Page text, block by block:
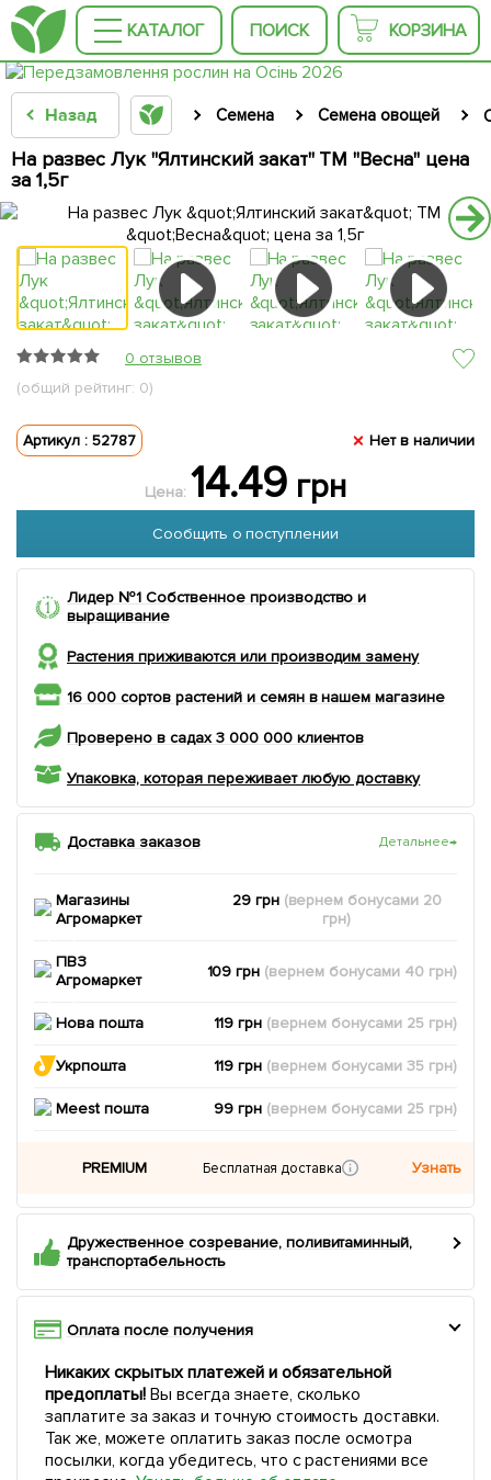
КАТАЛОГ ПОИСК КОРЗИНА
Назад Семена Семена овощей
На развес Лук "Ялтинский закат" ТМ "Весна" цена
за 1,5г
0 отзывов
(общий рейтинг: 0)
Артикул : 52787 Нет в наличии
Цена: 14.49грн
Сообщить о поступлении
Лидер №1 Собственное производство и
выращивание
Растения приживаются или производим замену
16 000 сортов растений и семян в нашем магазине
Проверено в садах 3 000 000 клиентов
Упаковка, которая переживает любую доставку
Доставка заказов Детальнее→
Магазины
Агромаркет
29 грн (вернем бонусами 20
грн)
ПВЗ
Агромаркет
109 грн (вернем бонусами 40 грн)
Нова пошта 119 грн (вернем бонусами 25 грн)
Укрпошта 119 грн (вернем бонусами35 грн)
Meest пошта 99 грн (вернем бонусами 25 грн)
PREMIUM Бесплатная доставка Узнать
Дружественное созревание, поливитаминный,
транспортабельность
Оплата после получения
Никаких скрытых платежей и обязательной
предоплаты!Вы всегда знаете, сколько
заплатите за заказ и точную стоимость доставки.
Так же, можете оплатить заказ после осмотра
посылки, когда убедитесь, что с растениями все